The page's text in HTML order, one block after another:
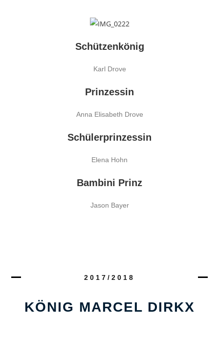
Schützenkönig
Karl Drove
Prinzessin
Anna Elisabeth Drove
Schülerprinzessin
Elena Hohn
Bambini Prinz
Jason Bayer
2017/2018
KÖNIG MARCEL DIRKX